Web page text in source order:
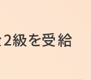
級を受給